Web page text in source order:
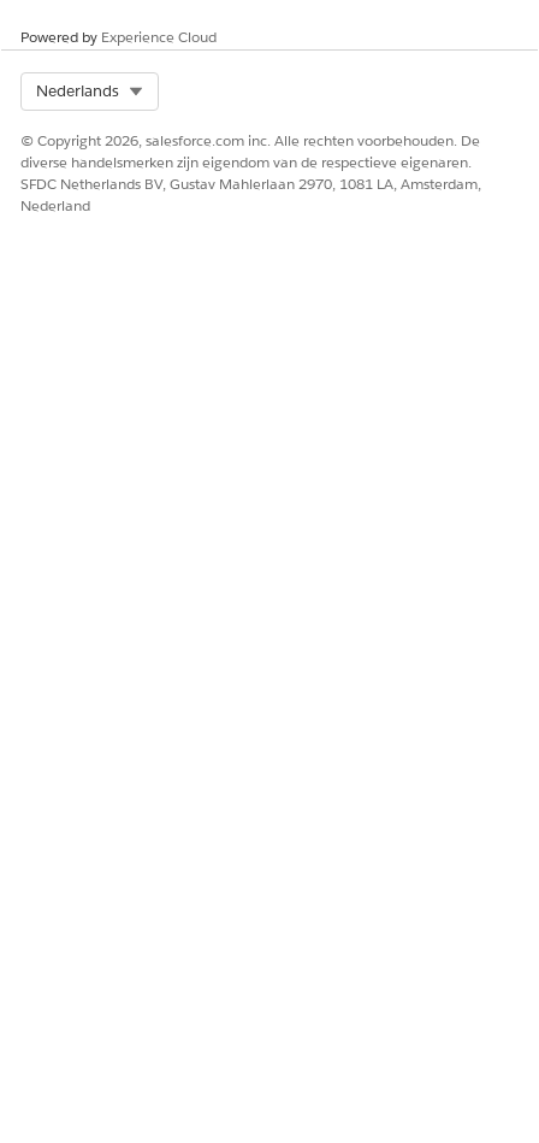
HEEFT DIT ARTIKEL UW PROBLEEM OPGELOST?
Laat ons weten wat we kunnen doen om te verbeteren!
Ja Nee
Powered by Experience Cloud
Nederlands
© Copyright 2026, salesforce.com inc. Alle rechten voorbehouden. De
diverse handelsmerken zijn eigendom van de respectieve eigenaren.
SFDC Netherlands BV, Gustav Mahlerlaan 2970, 1081 LA, Amsterdam,
Nederland